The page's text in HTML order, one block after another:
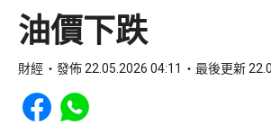
油價下跌
財經 發佈 22.05.2026 04:11 最後更新
Share to Facebook
Share to WhatsApp